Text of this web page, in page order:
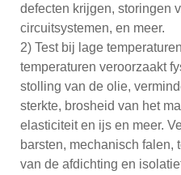
defecten krijgen, storingen
circuitsystemen, en meer.
2) Test bij lage
temperaturen veroorzaakt
stolling van de olie,
sterkte, brosheid van het
elasticiteit en ijs en meer.
barsten, mechanisch falen,
van de afdichting en